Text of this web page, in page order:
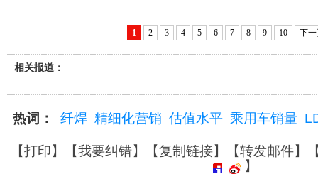
1 2 3 4 5 6 7 8 9 10 下
相关报道：
热词： 纤焊 精细化营销 估值水平 乘用车销量
【打印】【我要纠错】【复制链接】【转发邮件】
】